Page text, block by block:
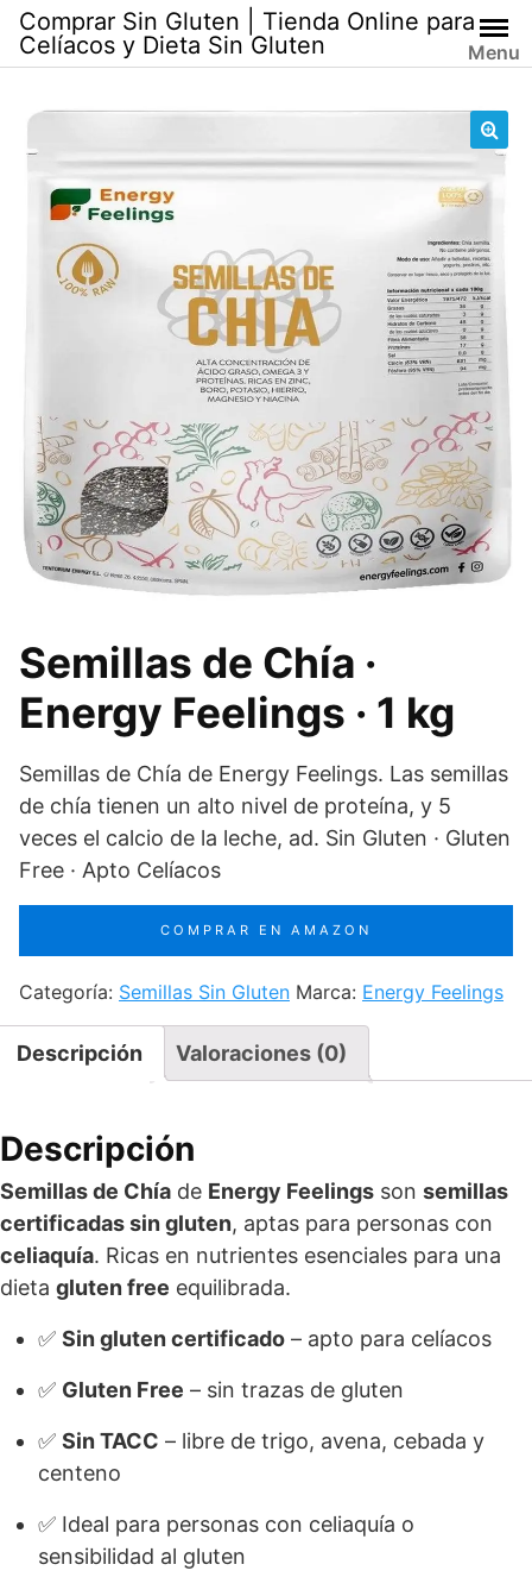
Skip
content
Comprar Sin Gluten | Tienda Online para
Celíacos y Dieta Sin Gluten
Menu
🔍
Semillas de Chía ·
Energy Feelings · 1 kg
Semillas de Chía de Energy Feelings. Las semillas
de chía tienen un alto nivel de proteína, y 5
veces el calcio de la leche, ad. Sin Gluten · Gluten
Free · Apto Celíacos
COMPRAR EN AMAZON
Categoría: Semillas Sin Gluten Marca: Energy Feelings
Descripción Valoraciones (0)
Descripción
Semillas de Chía de Energy Feelings son semillas
certificadas sin gluten, aptas para personas con
celiaquía. Ricas en nutrientes esenciales para una
dieta gluten free equilibrada.
✅ Sin gluten certificado – apto para celíacos
✅ Gluten Free – sin trazas de gluten
✅ Sin TACC – libre de trigo, avena, cebada y
centeno
✅ Ideal para personas con celiaquía o
sensibilidad al gluten